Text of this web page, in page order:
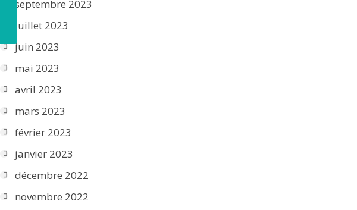
septembre 2023
juillet 2023
juin 2023
mai 2023
avril 2023
mars 2023
février 2023
janvier 2023
décembre 2022
novembre 2022